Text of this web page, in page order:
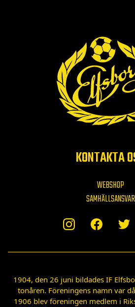
KONTAKTA
WEBSHOP
SAMHÄLLSANSVAR
1904, den 26 juni bildades IF
tonåren. Föreningens namn var
1906 blev föreningen medlem i